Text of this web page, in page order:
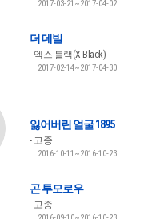
2017-03-21~2017-04-02
더 데빌
엑스-블랙(X-Black)
2017-02-14~2017-04-30
잃어버린 얼굴 1895
고종
2016-10-11~2016-10-23
곤 투모로우
고종